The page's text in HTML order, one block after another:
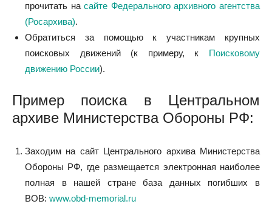
прочитать насайте Федерального архивного агентства
(Росархива).
Обратиться за помощью к участникам крупных
поисковых движений (к примеру, к Поисковому
движению России).
Пример поиска в Центральном
архиве Министерства Обороны РФ:
Заходим на сайт Центрального архива Министерства
Обороны РФ, где размещается электронная наиболее
полная в нашей стране база данных погибших в
ВОВ: www.obd-memorial.ru